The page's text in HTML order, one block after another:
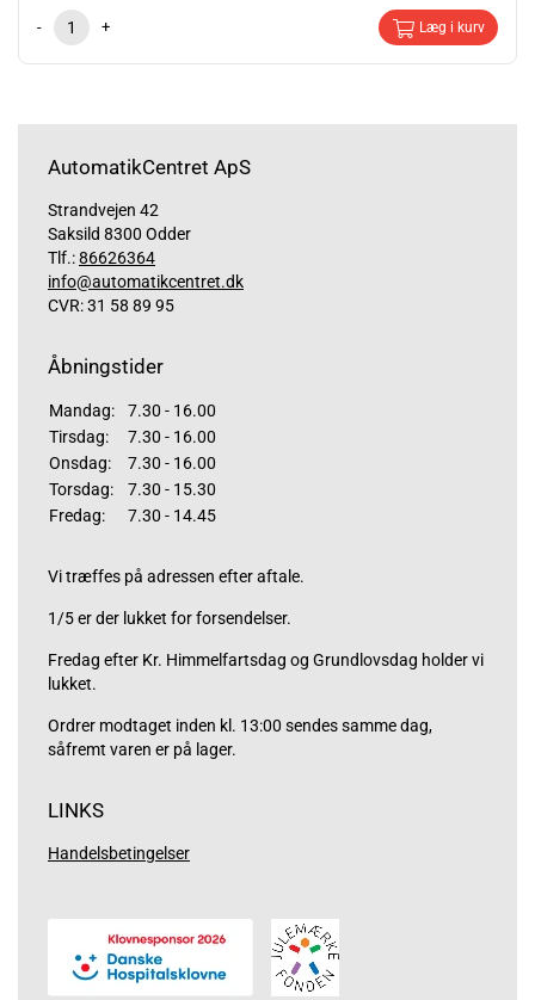
- + Læg i kurv
AutomatikCentret ApS
Strandvejen 42
Saksild 8300 Odder
Tlf.:86626364
info@automatikcentret.dk
CVR: 31 58 89 95
Åbningstider
Mandag:
7.30 - 16.00
Tirsdag:
7.30 - 16.00
Onsdag:
7.30 - 16.00
Torsdag:
7.30 - 15.30
Fredag:
7.30 - 14.45
Vi træffes på adressen efter aftale.
1/5 er der lukket for forsendelser.
Fredag efter Kr. Himmelfartsdag og Grundlovsdag holder vi
lukket.
Ordrer modtaget inden kl. 13:00 sendes samme dag,
såfremt varen er på lager.
LINKS
Handelsbetingelser